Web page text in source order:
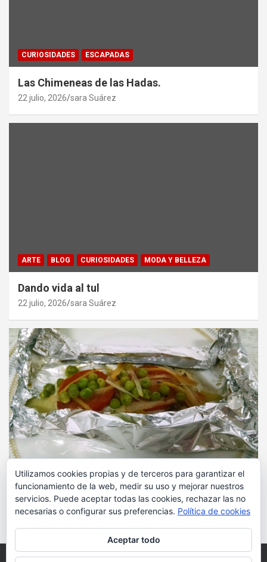
CURIOSIDADES ESCAPADAS
Las Chimeneas de las Hadas.
22 julio, 2026 sara Suárez
ARTE BLOG CURIOSIDADES MODA Y BELLEZA
Dando vida al tul
22 julio, 2026 sara Suárez
Cocinar de forma diferente: el papillote
21 julio, 2026 sara Suárez
Utilizamos cookies propias y de terceros para garantizar el
funcionamiento de la web, medir su uso y mejorar nuestros
servicios. Puede aceptar todas las cookies, rechazar las no
necesarias o configurar sus preferencias. Política de cookies
Aceptar todo